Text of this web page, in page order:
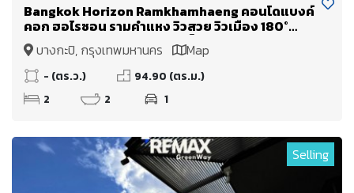
Bangkok Horizon Ramkhamhaeng คอนโดแบงค์
คอก ฮอไรซอน รามคำแหง วิวสวย วิวเมือง 180°
องศา วิวพาโนรามา ห้องนอนเห็นวิวทุกห้อง
บางกะปิ, กรุงเทพมหานคร Map
- (ตร.ว.)
94.90 (ตร.ม.)
2
2 1
Selling